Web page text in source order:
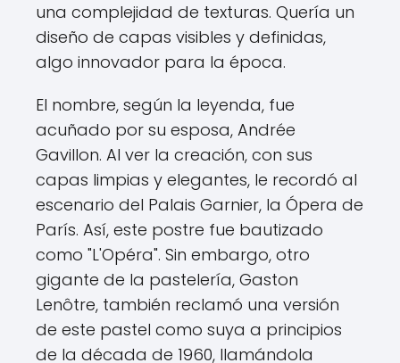
una complejidad de texturas. Quería un
diseño de capas visibles y definidas,
algo innovador para la época.
El nombre, según la leyenda, fue
acuñado por su esposa, Andrée
Gavillon. Al ver la creación, con sus
capas limpias y elegantes, le recordó al
escenario del Palais Garnier, la Ópera de
París. Así, este postre fue bautizado
como "L'Opéra". Sin embargo, otro
gigante de la pastelería, Gaston
Lenôtre, también reclamó una versión
de este pastel como suya a principios
de la década de 1960, llamándola